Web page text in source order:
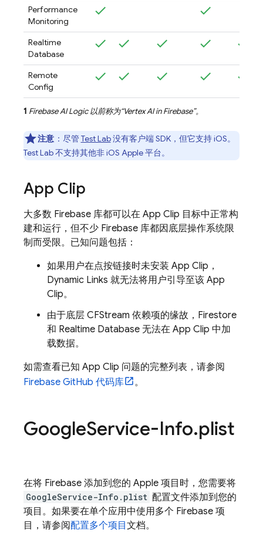
Performance
Monitoring
Realtime
Database
Remote
Config
1 Firebase AI Logic以前称为“Vertex AI in Firebase”。
注意 ：尽管 Test Lab没有客户端 SDK，但它支持 iOS。
Test Lab 不支持其他非 iOS Apple 平台。
App Clip
大多数 Firebase 库都可以在 App Clip 目标中正常构
建和运行，但不少 Firebase 库都因底层操作系统限
制而受限。已知问题包括：
如果用户在点按链接时未安装 App Clip，
Dynamic Links 就无法将用户引导至该 App
Clip。
由于底层 CFStream 依赖项的缘故，Firestore
和 Realtime Database 无法在 App Clip 中加
载数据。
如需查看已知 App Clip 问题的完整列表，请参阅
Firebase GitHub 代码库
。
GoogleService-Info.plist
在将 Firebase 添加到您的 Apple 项目时，您需要将
GoogleService-Info.plist 配置文件添加到您的
项目。如果要在单个应用中使用多个 Firebase 项
目，请参阅配置多个项目 文档。